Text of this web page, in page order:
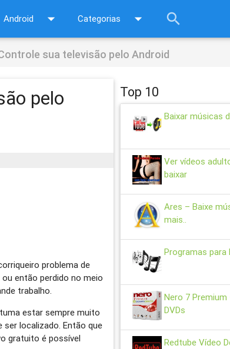
Android arrow_drop_down Categorias arrow_drop_down search
sua televisão pelo Android
pelo
problema de
então perdido no meio
trabalho.
estar sempre muito
localizado. Então que
gratuito é possível
Top 10
Baixar músicas
Ver vídeos
baixar
Ares – Baixe
mais..
Programas para
Nero 7 Premium
DVDs
Redtube Vídeo